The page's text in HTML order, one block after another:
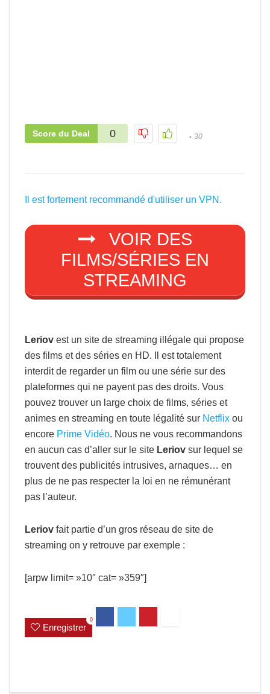
Score du Deal 0 30
Il est fortement recommandé d'utiliser un VPN.
VOIR DES
FILMS/SÉRIES EN
STREAMING
Leriov est un site de streaming illégale qui propose
des films et des séries en HD. Il est totalement
interdit de regarder un film ou une série sur des
plateformes qui ne payent pas des droits. Vous
pouvez trouver un large choix de films, séries et
animes en streaming en toute légalité sur Netflix ou
encore Prime Vidéo. Nous ne vous recommandons
en aucun cas d’aller sur le site Leriov sur lequel se
trouvent des publicités intrusives, arnaques… en
plus de ne pas respecter la loi en ne rémunérant
pas l’auteur.
Leriov fait partie d’un gros réseau de site de
streaming on y retrouve par exemple :
[arpw limit= »10″ cat= »359″]
Enregistrer
0